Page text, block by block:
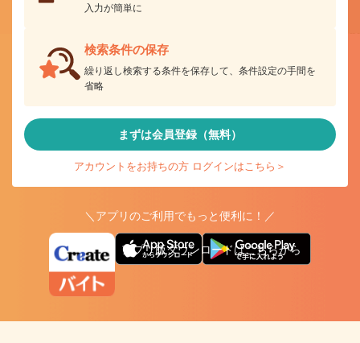
入力が簡単に
検索条件の保存
繰り返し検索する条件を保存して、条件設定の手間を
省略
まずは会員登録（無料）
アカウントをお持ちの方 ログインはこちら＞
＼アプリのご利用でもっと便利に！／
アプリ版ダウンロードはこちらから